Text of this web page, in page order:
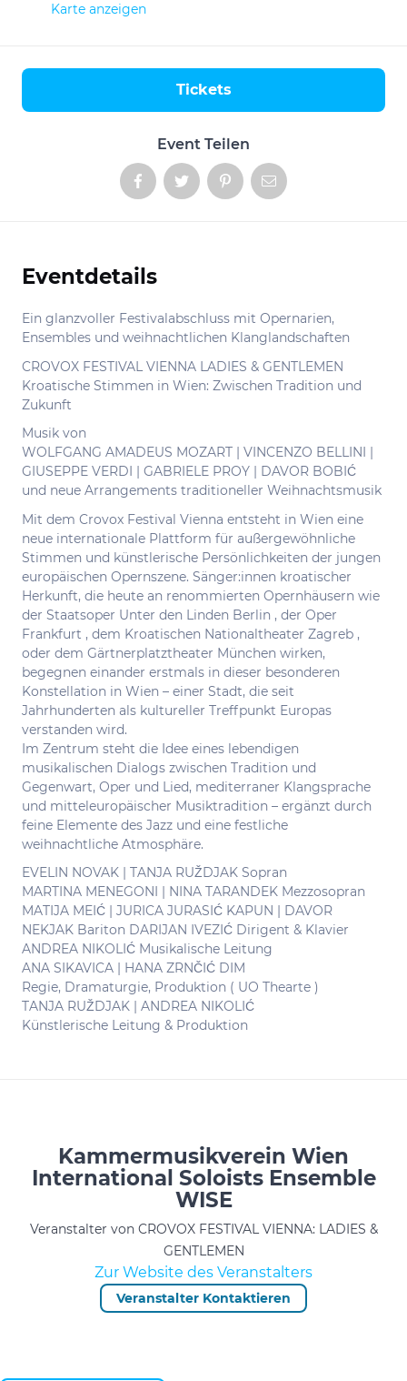
Karte anzeigen
Event Teilen
Tickets
Informationen
Eventdetails
Ein glanzvoller Festivalabschluss mit Opernarien,
Ensembles und weihnachtlichen Klanglandschaften
CROVOX FESTIVAL VIENNA LADIES & GENTLEMEN
Kroatische Stimmen in Wien: Zwischen Tradition und
Zukunft
Musik von
WOLFGANG AMADEUS MOZART | VINCENZO BELLINI |
GIUSEPPE VERDI | GABRIELE PROY | DAVOR BOBIĆ
und neue Arrangements traditioneller Weihnachtsmusik
Mit dem Crovox Festival Vienna entsteht in Wien eine
neue internationale Plattform für außergewöhnliche
Stimmen und künstlerische Persönlichkeiten der jungen
europäischen Opernszene. Sänger:innen kroatischer
Herkunft, die heute an renommierten Opernhäusern wie
der Staatsoper Unter den Linden Berlin , der Oper
Frankfurt , dem Kroatischen Nationaltheater Zagreb ,
oder dem Gärtnerplatztheater München wirken,
begegnen einander erstmals in dieser besonderen
Konstellation in Wien – einer Stadt, die seit
Jahrhunderten als kultureller Treffpunkt Europas
verstanden wird.
Im Zentrum steht die Idee eines lebendigen
musikalischen Dialogs zwischen Tradition und
Gegenwart, Oper und Lied, mediterraner Klangsprache
und mitteleuropäischer Musiktradition – ergänzt durch
feine Elemente des Jazz und eine festliche
weihnachtliche Atmosphäre.
EVELIN NOVAK | TANJA RUŽDJAK Sopran
MARTINA MENEGONI | NINA TARANDEK Mezzosopran
MATIJA MEIĆ | JURICA JURASIĆ KAPUN | DAVOR
NEKJAK Bariton DARIJAN IVEZIĆ Dirigent & Klavier
ANDREA NIKOLIĆ Musikalische Leitung
ANA SIKAVICA | HANA ZRNČIĆ DIM
Regie, Dramaturgie, Produktion ( UO Thearte )
TANJA RUŽDJAK | ANDREA NIKOLIĆ
Künstlerische Leitung & Produktion
Kammermusikverein Wien
International Soloists Ensemble
WISE
Veranstalter von CROVOX FESTIVAL VIENNA: LADIES &
GENTLEMEN
Zur Website des Veranstalters
Veranstalter Kontaktieren